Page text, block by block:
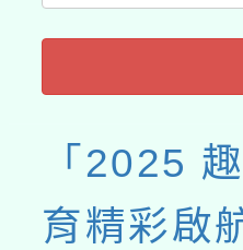
「2025
育精彩啟